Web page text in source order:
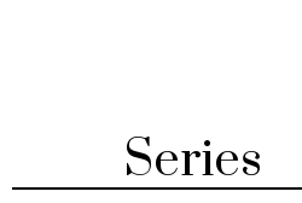
Series